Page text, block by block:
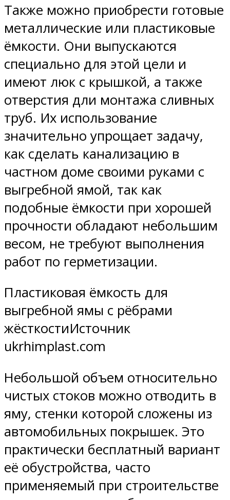
Также можно приобрести готовые
металлические или пластиковые
ёмкости. Они выпускаются
специально для этой цели и
имеют люк с крышкой, а также
отверстия дли монтажа сливных
труб. Их использование
значительно упрощает задачу,
как сделать канализацию в
частном доме своими руками с
выгребной ямой, так как
подобные ёмкости при хорошей
прочности обладают небольшим
весом, не требуют выполнения
работ по герметизации.
Пластиковая ёмкость для
выгребной ямы с рёбрами
жёсткостиИсточник
ukrhimplast.com
Небольшой объем относительно
чистых стоков можно отводить в
яму, стенки которой сложены из
автомобильных покрышек. Это
практически бесплатный вариант
её обустройства, часто
применяемый при строительстве